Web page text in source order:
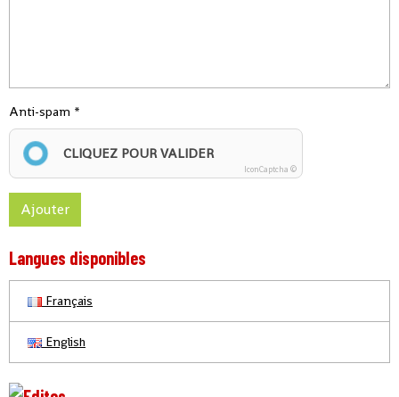
Anti-spam
CLIQUEZ POUR VALIDER
IconCaptcha ©
Ajouter
Langues disponibles
Français
English